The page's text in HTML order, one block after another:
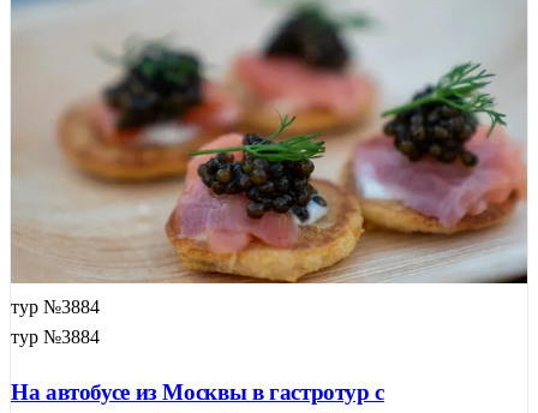
тур №3884
тур №3884
На автобусе из Москвы в гастротур с